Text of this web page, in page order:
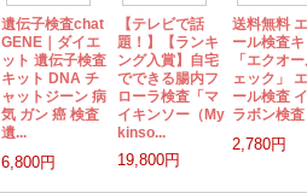
遺伝子検査chat
GENE｜ダイエ
ット 遺伝子検査
キット DNA チ
ャットジーン 病
気 ガン 癌 検査
遺...
6,800円
【テレビで話
題！】【ランキ
ング入賞】自宅
でできる腸内フ
ローラ検査「マ
イキンソー（My
kinso...
19,800円
送料無料
ール検査
「エクオ
ェック」
ール検査
ラボン検査
2,780円